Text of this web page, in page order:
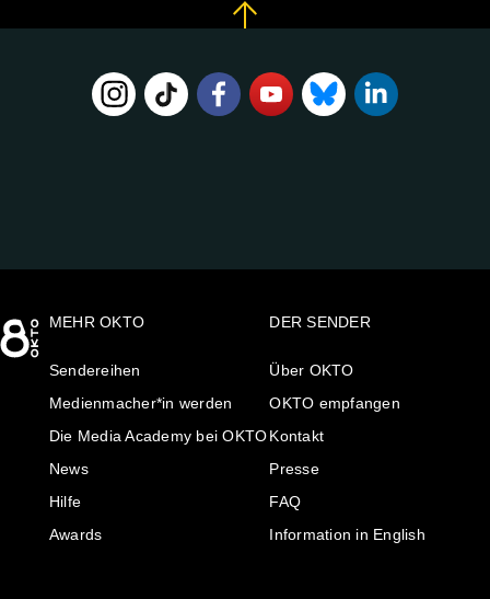
MEHR OKTO
Sendereihen
Medienmacher*in werden
Die Media Academy bei OKTO
News
Hilfe
Awards
DER SENDER
Über OKTO
OKTO empfangen
Kontakt
Presse
FAQ
Information in English